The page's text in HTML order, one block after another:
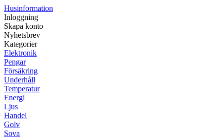
Husinformation
Inloggning
Skapa konto
Nyhetsbrev
Kategorier
Elektronik
Pengar
Försäkring
Underhåll
Temperatur
Energi
Ljus
Handel
Golv
Sova